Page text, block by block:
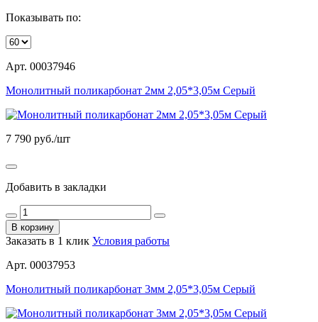
Показывать по:
Арт. 00037946
Монолитный поликарбонат 2мм 2,05*3,05м Серый
7 790 руб./шт
Добавить в закладки
В корзину
Заказать в 1 клик Условия работы
Арт. 00037953
Монолитный поликарбонат 3мм 2,05*3,05м Серый